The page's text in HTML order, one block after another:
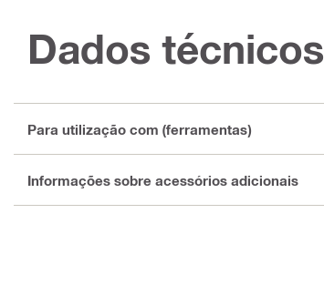
Dados técnicos
Para utilização com (ferramentas)
Informações sobre acessórios adicionais